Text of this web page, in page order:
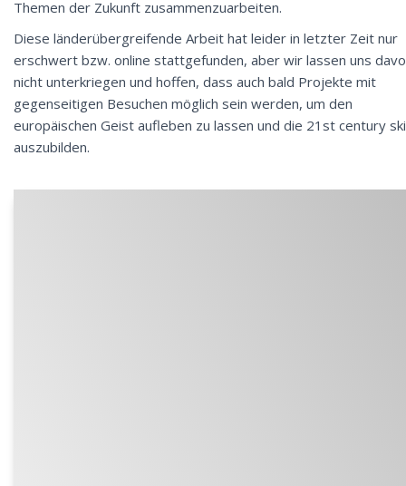
Themen der Zukunft zusammenzuarbeiten.
Diese länderübergreifende Arbeit hat leider in letzter Zeit nur
erschwert bzw. online stattgefunden, aber wir lassen uns
nicht unterkriegen und hoffen, dass auch bald Projekte mit
gegenseitigen Besuchen möglich sein werden, um den
europäischen Geist aufleben zu lassen und die 21st century
auszubilden.